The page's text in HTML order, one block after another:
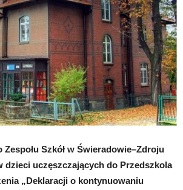
Szkół w Świeradowie–Zdroju
dzieci uczęszczających do Przedszkola
„Deklaracji o kontynuowaniu